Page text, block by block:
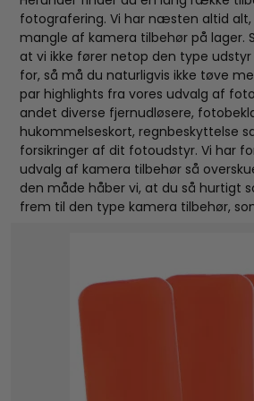
fotografering. Vi har næsten altid
mangle af kamera tilbehør på lager.
at vi ikke fører netop den type
for, så må du naturligvis ikke tøve
par highlights fra vores udvalg af
andet diverse fjernudløsere,
hukommelseskort, regnbeskyttelse
forsikringer af dit fotoudstyr. Vi har
udvalg af kamera tilbehør så
den måde håber vi, at du så hurtigt
frem til den type kamera tilbehør,